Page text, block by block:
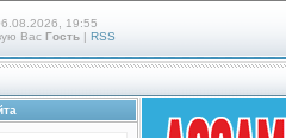
19:55
Вас Гость | RSS